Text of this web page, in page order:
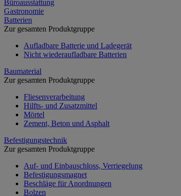
Büroausstattung
Gastronomie
Batterien
Zur gesamten Produktgruppe
Aufladbare Batterie und Ladegerät
Nicht wiederaufladbare Batterien
Baumaterial
Zur gesamten Produktgruppe
Fliesenverarbeitung
Hilfts- und Zusatzmittel
Mörtel
Zement, Beton und Asphalt
Befestigungstechnik
Zur gesamten Produktgruppe
Auf- und Einbauschloss, Verriegelung
Befestigungsmagnet
Beschläge für Anordnungen
Bolzen